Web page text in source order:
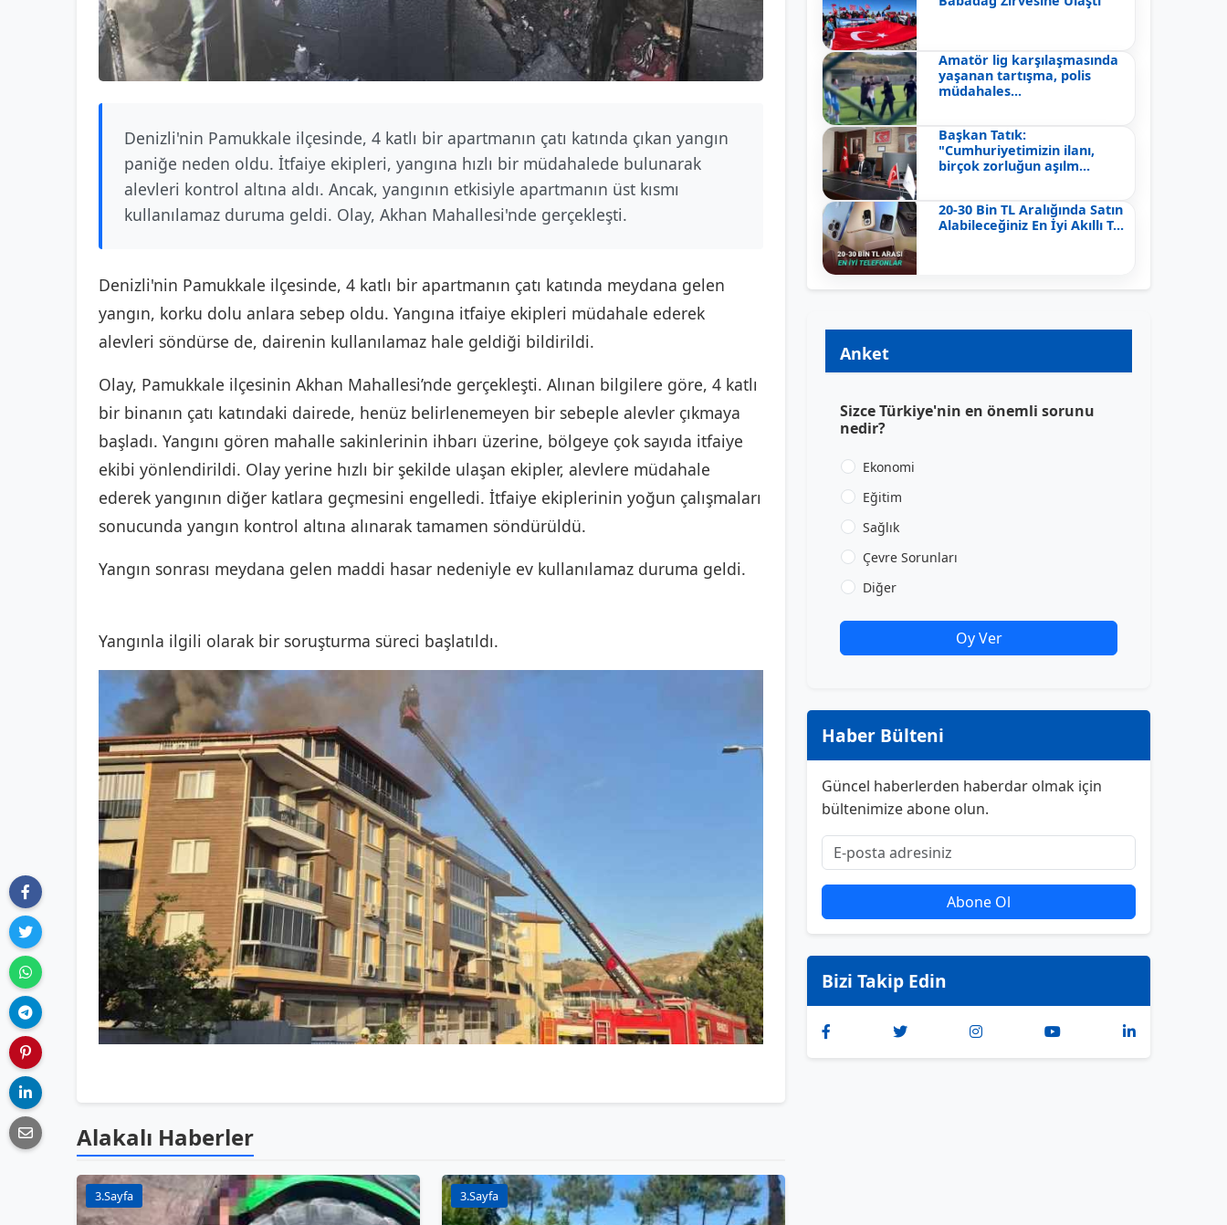
Denizli'nin Pamukkale ilçesinde, 4 katlı bir apartmanın çatı katında çıkan yangın
paniğe neden oldu. İtfaiye ekipleri, yangına hızlı bir müdahalede bulunarak
alevleri kontrol altına aldı. Ancak, yangının etkisiyle apartmanın üst kısmı
kullanılamaz duruma geldi. Olay, Akhan Mahallesi'nde gerçekleşti.
Denizli'nin Pamukkale ilçesinde, 4 katlı bir apartmanın çatı katında meydana gelen
yangın, korku dolu anlara sebep oldu. Yangına itfaiye ekipleri müdahale ederek
alevleri söndürse de, dairenin kullanılamaz hale geldiği bildirildi.
Olay, Pamukkale ilçesinin Akhan Mahallesi’nde gerçekleşti. Alınan bilgilere göre, 4 katlı
bir binanın çatı katındaki dairede, henüz belirlenemeyen bir sebeple alevler çıkmaya
başladı. Yangını gören mahalle sakinlerinin ihbarı üzerine, bölgeye çok sayıda itfaiye
ekibi yönlendirildi. Olay yerine hızlı bir şekilde ulaşan ekipler, alevlere müdahale
ederek yangının diğer katlara geçmesini engelledi. İtfaiye ekiplerinin yoğun çalışmaları
sonucunda yangın kontrol altına alınarak tamamen söndürüldü.
Yangın sonrası meydana gelen maddi hasar nedeniyle ev kullanılamaz duruma geldi.
Yangınla ilgili olarak bir soruşturma süreci başlatıldı.
Alakalı Haberler
3.Sayfa 3.Sayfa
Amatör lig karşılaşmasında
yaşanan tartışma, polis
müdahales...
Başkan Tatık:
"Cumhuriyetimizin ilanı,
birçok zorluğun aşılm...
20-30 Bin TL Aralığında Satın
Alabileceğiniz En İyi Akıllı T...
Anket
Sizce Türkiye'nin en önemli sorunu
nedir?
Ekonomi
Eğitim
Sağlık
Çevre Sorunları
Diğer
Oy Ver
Haber Bülteni
Güncel haberlerden haberdar olmak için
bültenimize abone olun.
Abone Ol
Bizi Takip Edin